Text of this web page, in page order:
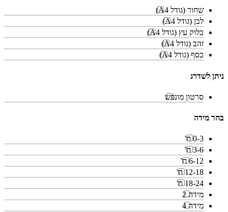
שחור (גודל A4)
לבן (גודל A4)
בלוק עץ (גודל A4)
זהב (גודל A4)
כסף (גודל A4)
ניתן לשדרג
סרטון מונפש
בחר מידה
0-3 ח'
3-6 ח'
6-12 ח'
12-18 ח'
18-24 ח'
מידה 2
מידה 4